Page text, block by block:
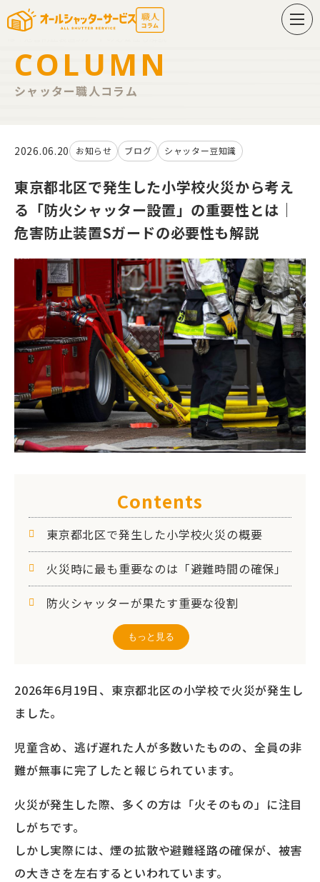
東京都北区で発生した小学校火災から考える「防火シャッター設置」の重要性と
COLUMN
シャッター職人コラム
2026.06.20 お知らせ ブログ シャッター豆知識
東京都北区で発生した小学校火災から考え
る「防火シャッター設置」の重要性とは｜
危害防止装置Sガードの必要性も解説
Contents
東京都北区で発生した小学校火災の概要
火災時に最も重要なのは「避難時間の確保」
防火シャッターが果たす重要な役割
学校や公共施設で防火シャッターが重要とい
防火シャッターは設置して終わりではない
装置Sガード」とは？
Sガードを導入するメリット
防火シャッター・Sガードのことならオール
シャッターサービスへ
まとめ
もっと見る
2026年6月19日、東京都北区の小学校で火災が発生し
ました。
児童含め、逃げ遅れた人が多数いたものの、全員の非
難が無事に完了したと報じられています。
火災が発生した際、多くの方は「火そのもの」に注目
しがちです。
しかし実際には、煙の拡散や避難経路の確保が、被害
の大きさを左右するといわれています。